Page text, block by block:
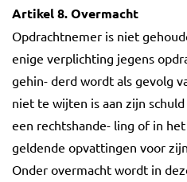
Artikel 8. Overmacht
Opdrachtnemer is niet
enige verplichting jegens
gehin- derd wordt als gevolg
niet te wijten is aan zijn
een rechtshande- ling of in
geldende opvattingen voor
Onder overmacht wordt in